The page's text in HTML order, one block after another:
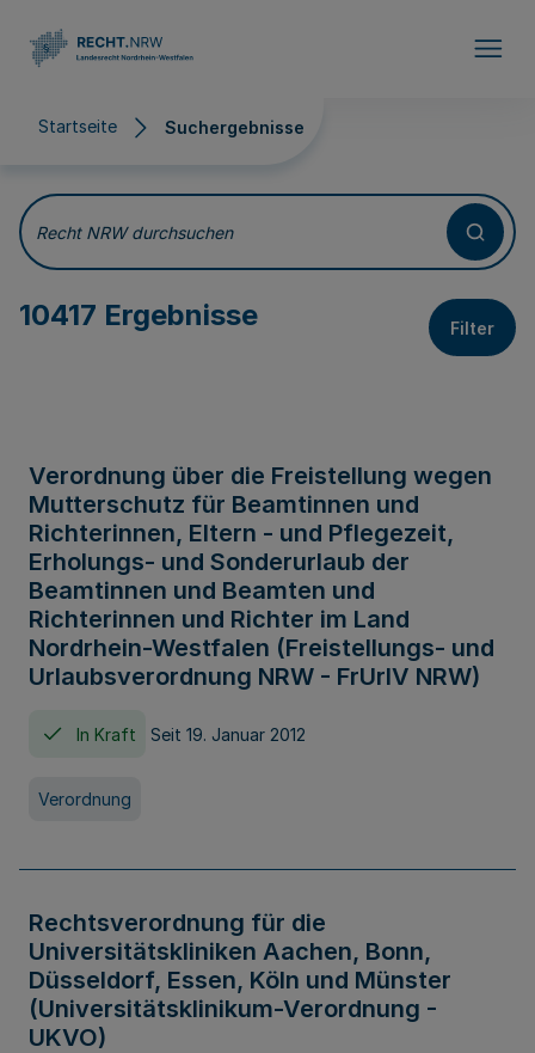
Startseite Suchergebnisse
Suchergebnisse
Recht NRW durchsuchen
10417 Ergebnisse Filter
Verordnung über die Freistellung wegen
Mutterschutz für Beamtinnen und
Richterinnen, Eltern - und Pflegezeit,
Erholungs- und Sonderurlaub der
Beamtinnen und Beamten und
Richterinnen und Richter im Land
Nordrhein-Westfalen (Freistellungs- und
Urlaubsverordnung NRW - FrUrlV NRW)
In Kraft Seit 19. Januar 2012
Verordnung
Rechtsverordnung für die
Universitätskliniken Aachen, Bonn,
Düsseldorf, Essen, Köln und Münster
(Universitätsklinikum-Verordnung -
UKVO)